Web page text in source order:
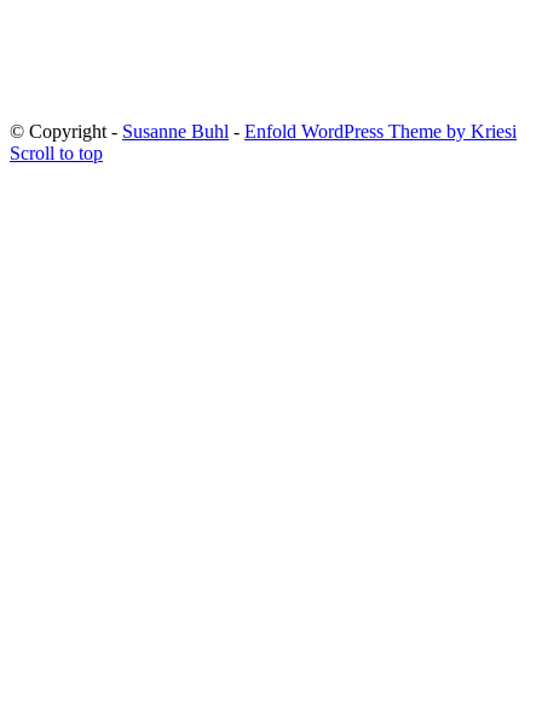
© Copyright - Susanne Buhl - Enfold WordPress Theme by Kriesi
Scroll to top